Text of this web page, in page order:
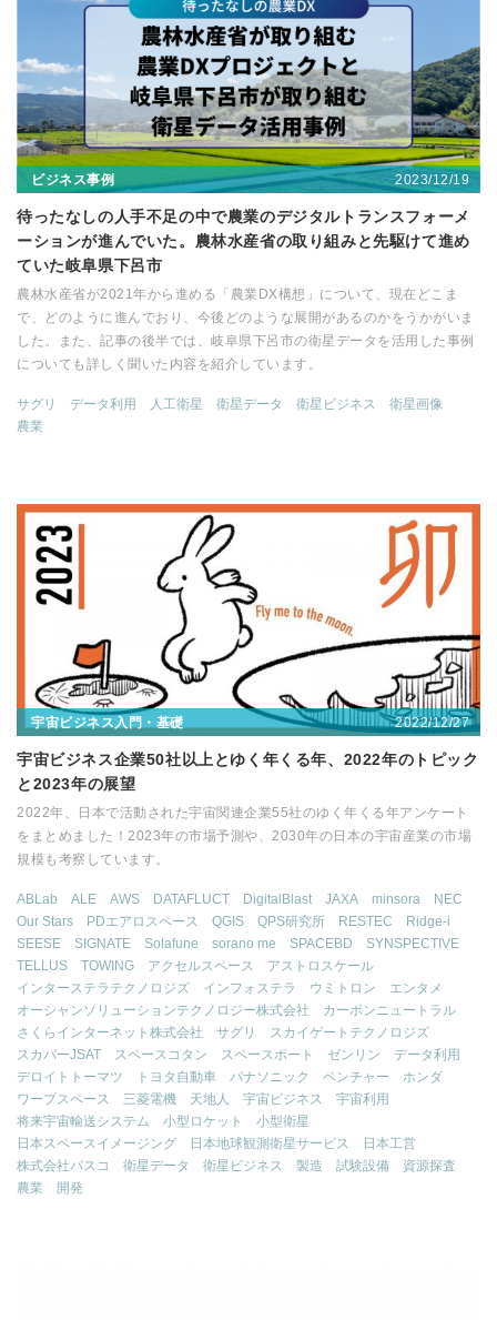
ビジネス事例 2023/12/19
待ったなしの人手不足の中で農業のデジタルトランスフォーメ
ーションが進んでいた。農林水産省の取り組みと先駆けて進め
ていた岐阜県下呂市
農林水産省が2021年から進める「農業DX構想」について、現在どこま
で、どのように進んでおり、今後どのような展開があるのかをうかがいま
した。また、記事の後半では、岐阜県下呂市の衛星データを活用した事例
についても詳しく聞いた内容を紹介しています。
サグリ データ利用 人工衛星 衛星データ 衛星ビジネス
衛星画像
農業
宇宙ビジネス入門・基礎 2022/12/27
宇宙ビジネス企業50社以上とゆく年くる年、2022年のトピック
と2023年の展望
2022年、日本で活動された宇宙関連企業55社のゆく年くる年アンケート
をまとめました！2023年の市場予測や、2030年の日本の宇宙産業の市場
規模も考察しています。
ABLab ALE AWS DATAFLUCT DigitalBlast JAXA minsora
NEC
Our Stars
PDエアロスペース QGIS QPS研究所 RESTEC
Ridge-i
SEESE
SIGNATE Solafune sorano me SPACEBD
SYNSPECTIVE
TELLUS
TOWING アクセルスペース
アストロスケール
インターステラテクノロジズ
インフォステラ ウミトロン
エンタメ
オーシャンソリューションテクノロジー株式会社
カーボンニュートラル
さくらインターネット株式会社
サグリ
スカイゲートテクノロジズ
スカパーJSAT
スペースコタン スペースポート ゼンリン
データ利用
デロイトトーマツ
トヨタ自動車 パナソニック ベンチャー
ホンダ
ワープスペース
三菱電機 天地人 宇宙ビジネス
宇宙利用
将来宇宙輸送システム
小型ロケット
小型衛星
日本スペースイメージング
日本地球観測衛星サービス
日本工営
株式会社パスコ
衛星データ 衛星ビジネス 製造 試験設備
資源探査
農業
開発